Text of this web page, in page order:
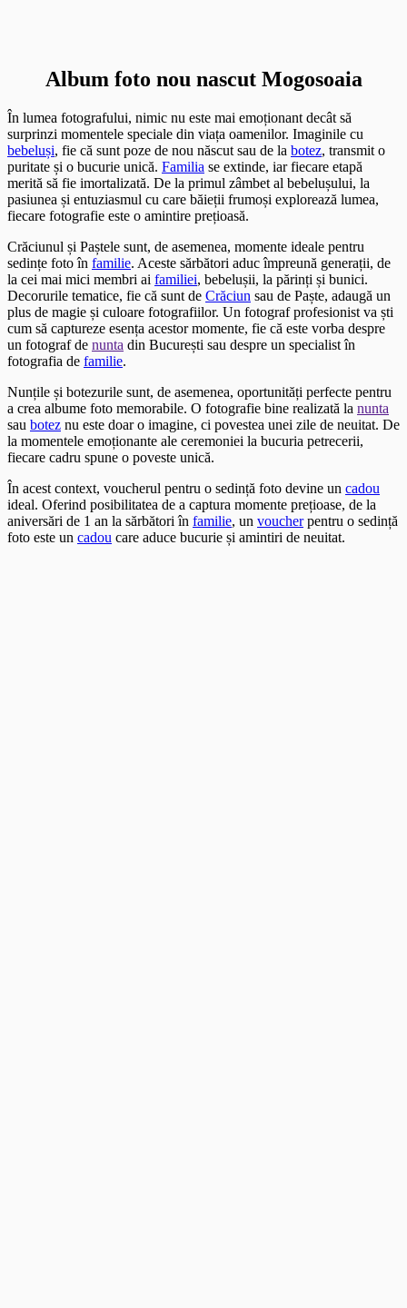
Album foto nou nascut Mogosoaia
În lumea fotografului, nimic nu este mai emoționant decât să
surprinzi momentele speciale din viața oamenilor. Imaginile cu
bebeluși, fie că sunt poze de nou născut sau de la botez, transmit o
puritate și o bucurie unică. Familia se extinde, iar fiecare etapă
merită să fie imortalizată. De la primul zâmbet al bebelușului, la
pasiunea și entuziasmul cu care băieții frumoși explorează lumea,
fiecare fotografie este o amintire prețioasă.
Crăciunul și Paștele sunt, de asemenea, momente ideale pentru
sedințe foto în familie. Aceste sărbători aduc împreună generații, de
la cei mai mici membri ai familiei, bebelușii, la părinți și bunici.
Decorurile tematice, fie că sunt de Crăciun sau de Paște, adaugă un
plus de magie și culoare fotografiilor. Un fotograf profesionist va ști
cum să captureze esența acestor momente, fie că este vorba despre
un fotograf de nunta din București sau despre un specialist în
fotografia de familie.
Nunțile și botezurile sunt, de asemenea, oportunități perfecte pentru
a crea albume foto memorabile. O fotografie bine realizată la nunta
sau botez nu este doar o imagine, ci povestea unei zile de neuitat. De
la momentele emoționante ale ceremoniei la bucuria petrecerii,
fiecare cadru spune o poveste unică.
În acest context, voucherul pentru o sedință foto devine un cadou
ideal. Oferind posibilitatea de a captura momente prețioase, de la
aniversări de 1 an la sărbători în familie, un voucherpentru o sedință
foto este un cadou care aduce bucurie și amintiri de neuitat.